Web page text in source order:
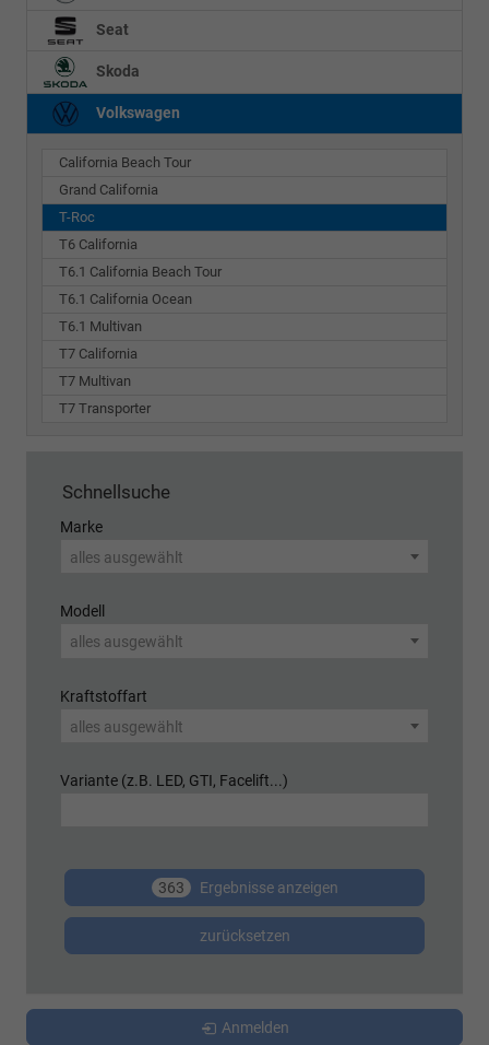
Seat
Skoda
Volkswagen
California Beach Tour
Grand California
T-Roc
T6 California
T6.1 California Beach Tour
T6.1 California Ocean
T6.1 Multivan
T7 California
T7 Multivan
T7 Transporter
Schnellsuche
Marke
alles ausgewählt
Modell
alles ausgewählt
Kraftstoffart
alles ausgewählt
Variante (z.B. LED, GTI, Facelift...)
363 Ergebnisse anzeigen
zurücksetzen
Anmelden